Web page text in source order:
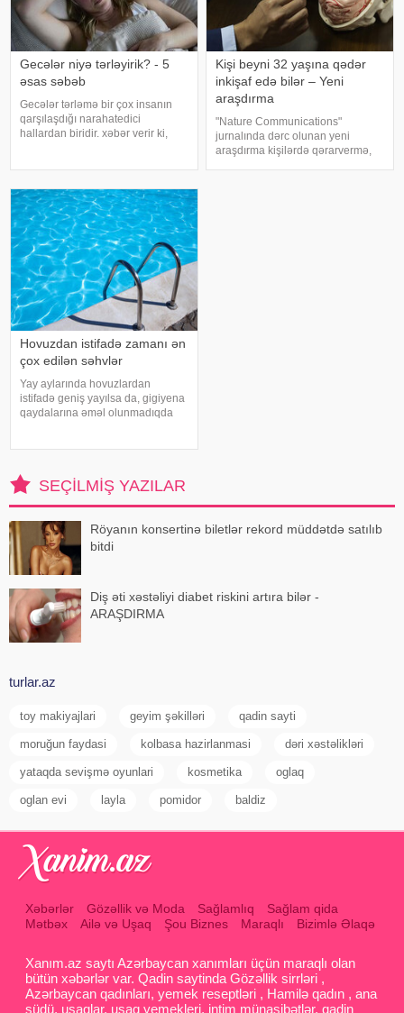
Gecələr niyə tərləyirik? - 5
əsas səbəb
Gecələr tərləmə bir çox insanın
qarşılaşdığı narahatedici
hallardan biridir. xəbər verir ki,
sağlamlıq problemlərinin əlamət
Kişi beyni 32 yaşına qədər
inkişaf edə bilər – Yeni
araşdırma
"Nature Communications"
jurnalında dərc olunan yeni
araşdırma kişilərdə qərarvermə,
Hovuzdan istifadə zamanı ən
çox edilən səhvlər
Yay aylarında hovuzlardan
istifadə geniş yayılsa da, gigiyena
qaydalarına əməl olunmadıqda
kənarınd
SEÇILMIŞ YAZILAR
Röyanın konsertinə biletlər rekord müddətdə satılıb
bitdi
Diş əti xəstəliyi diabet riskini artıra bilər -
ARAŞDIRMA
turlar.az
toy makiyajlari geyim şəkilləri qadin sayti
moruğun faydasi kolbasa hazirlanmasi dəri xəstəlikləri
yataqda sevişmə oyunlari kosmetika oglaq
oglan evi layla pomidor baldiz
Xəbərlər Gözəllik və Moda Sağlamlıq
Sağlam qida
Mətbəx
Ailə və Uşaq Şou Biznes Maraqlı Bizimlə Əlaqə
Xanım.az saytı Azərbaycan xanımları üçün maraqlı olan
bütün xəbərlər var. Qadin saytinda Gözəllik sirrləri ,
Azərbaycan qadınları, yemek reseptləri , Hamilə qadın , ana
südü, uşaqlar, uşaq yemekleri, intim münasibətlər, qadin